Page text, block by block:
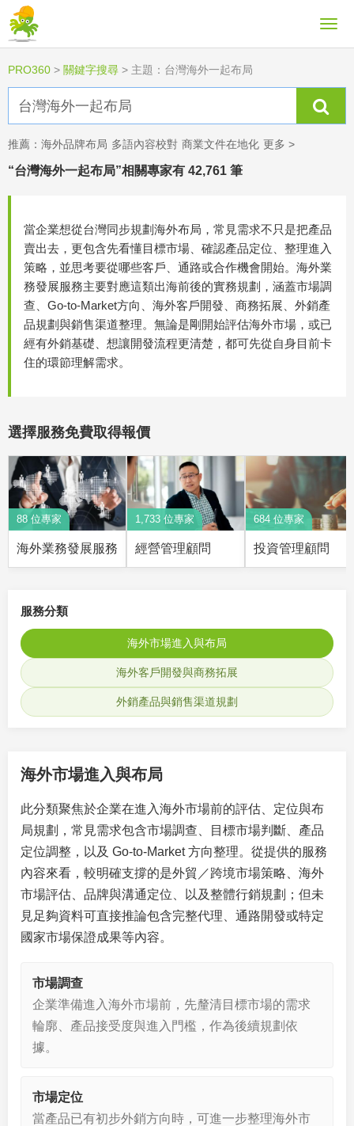
PRO360 > 關鍵字搜尋 > 主題：台灣海外一起布局
推薦： 海外品牌布局 多語內容校對 商業文件在地化 更多 >
“台灣海外一起布局”相關專家有 42,761 筆
當企業想從台灣同步規劃海外布局，常見需求不只是把產品
賣出去，更包含先看懂目標市場、確認產品定位、整理進入
策略，並思考要從哪些客戶、通路或合作機會開始。海外業
務發展服務主要對應這類出海前後的實務規劃，涵蓋市場調
查、Go-to-Market方向、海外客戶開發、商務拓展、外銷產
品規劃與銷售渠道整理。無論是剛開始評估海外市場，或已
經有外銷基礎、想讓開發流程更清楚，都可先從自身目前卡
住的環節理解需求。
選擇服務免費取得報價
88 位專家
海外業務發展服務
1,733 位專家
經營管理顧問
684 位專家
投資管理顧問
服務分類
海外市場進入與布局
海外客戶開發與商務拓展
外銷產品與銷售渠道規劃
海外市場進入與布局
此分類聚焦於企業在進入海外市場前的評估、定位與布
局規劃，常見需求包含市場調查、目標市場判斷、產品
定位調整，以及 Go-to-Market 方向整理。從提供的服務
內容來看，較明確支撐的是外貿／跨境市場策略、海外
市場評估、品牌與溝通定位、以及整體行銷規劃；但未
見足夠資料可直接推論包含完整代理、通路開發或特定
國家市場保證成果等內容。
市場調查
企業準備進入海外市場前，先釐清目標市場的需求
輪廓、產品接受度與進入門檻，作為後續規劃依
據。
市場定位
當產品已有初步外銷方向時，可進一步整理海外市